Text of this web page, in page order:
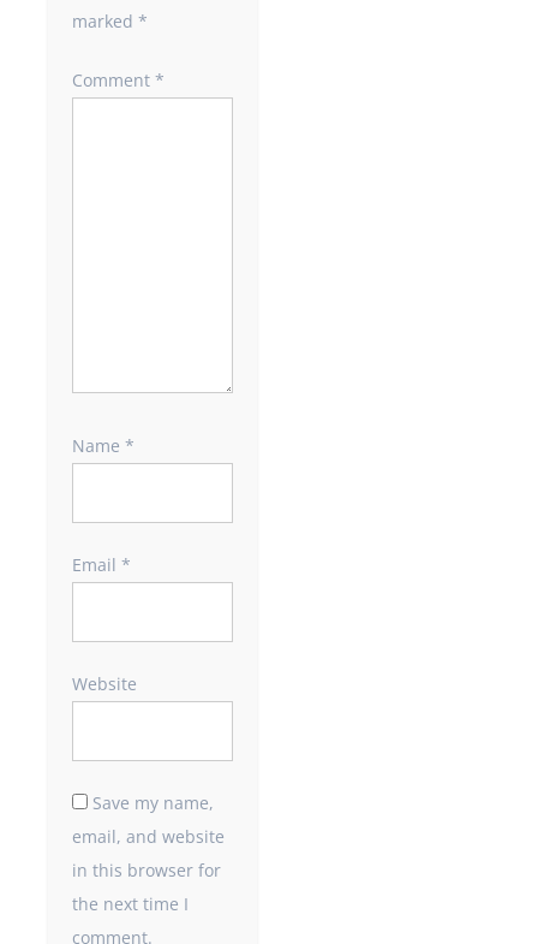
marked *
Comment *
Name *
Email *
Website
Save my name,
email, and website
in this browser for
the next time I
comment.